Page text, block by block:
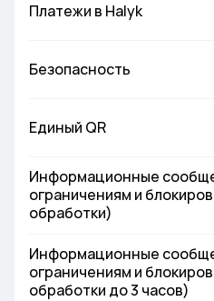
Платежи в Halyk
Безопасность
Единый QR
Информационные
ограничениям и
обработки)
Информационные
ограничениям и
обработки до 3 часов)